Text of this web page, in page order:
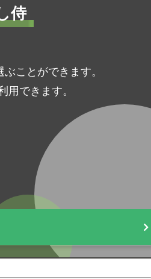
侍
ことができます。
用できます。